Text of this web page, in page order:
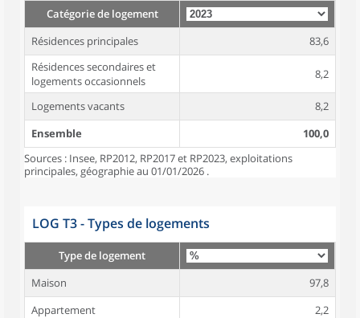
Catégorie de logement
Résidences principales
83,6
Résidences secondaires et
logements occasionnels
8,2
Logements vacants
8,2
Ensemble
100,0
Sources : Insee, RP2012, RP2017 et RP2023, exploitations
principales, géographie au 01/01/2026 .
LOG T3 - Types de logements
Type de logement
Maison
97,8
Appartement
2,2